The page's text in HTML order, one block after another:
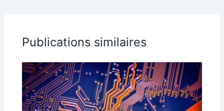
Publications similaires